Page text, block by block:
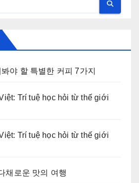
야 할 특별한 커피 7가지
Trí tuệ học hỏi từ thế giới
Trí tuệ học hỏi từ thế giới
채로운 맛의 여행